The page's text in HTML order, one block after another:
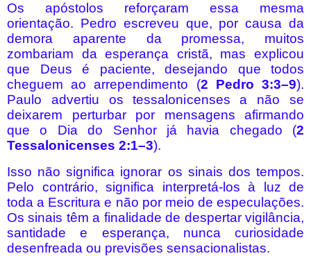
Os apóstolos reforçaram essa mesma
orientação. Pedro escreveu que, por causa da
demora aparente da promessa, muitos
zombariam da esperança cristã, mas explicou
que Deus é paciente, desejando que todos
cheguem ao arrependimento (2 Pedro 3:3–9).
Paulo advertiu os tessalonicenses a não se
deixarem perturbar por mensagens afirmando
que o Dia do Senhor já havia chegado (2
Tessalonicenses 2:1–3).
Isso não significa ignorar os sinais dos tempos.
Pelo contrário, significa interpretá-los à luz de
toda a Escritura e não por meio de especulações.
Os sinais têm a finalidade de despertar vigilância,
santidade e esperança, nunca curiosidade
desenfreada ou previsões sensacionalistas.